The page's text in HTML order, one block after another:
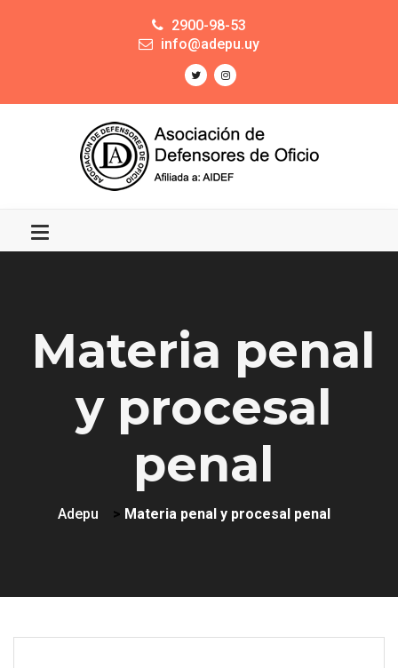
2900-98-53
info@adepu.uy
Materia penal
y procesal
penal
Adepu > Materia penal y procesal penal